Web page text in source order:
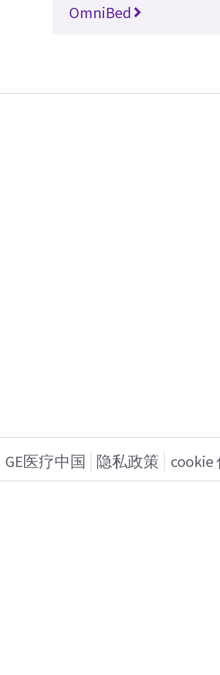
OmniBed
GE医疗中国 隐私政策 cookie